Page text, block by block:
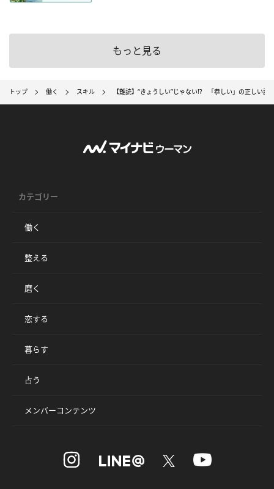
もっと見る
トップ 働く スキル 【難読】“きょうしい”じゃない!? 「恭しい」の正しい読
カテゴリー
働く
整える
磨く
恋する
暮らす
占う
メンバーコンテンツ